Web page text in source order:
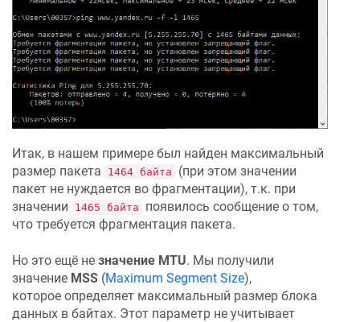
Итак, в нашем примере был найден максимальный
размер пакета
1464 байта
(при этом значении
пакет не нуждается во фрагментации), т.к. при
значении
1465 байта
появилось сообщение о том,
что требуется фрагментация пакета.
Но это ещё не значение MTU. Мы получили
значение MSS (Maximum Segment Size),
которое определяет максимальный размер блока
данных в байтах. Этот параметр не учитывает